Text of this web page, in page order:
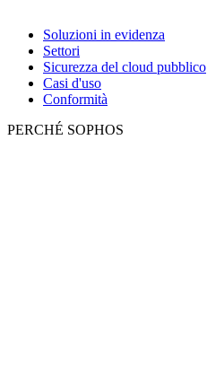
Soluzioni in evidenza
Settori
Sicurezza del cloud pubblico
Casi d'uso
Conformità
PERCHÉ SOPHOS